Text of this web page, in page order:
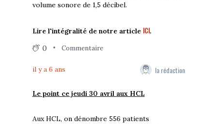
volume sonore de 1,5 décibel.
Lire l'intégralité de notre article ICI.
0 Commentaire
il y a 6 ans la rédaction
Le point ce jeudi 30 avril aux HCL
Aux HCL, on dénombre 556 patients